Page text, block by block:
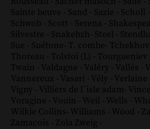
Sainte beuve - Sand - Sazie - Scholl -
Schwob - Scott - Serena -
Silvestre - Snakebzh- Steel -
Sue - Suétone- T. combe- Tchekhov
Thoreau - Tolstoï (L) - Tourgueniev
Twain - Valdagne - Valéry - Vallès -
Vannereux - Vasari - Vély - Verlaine
Vigny - Villiers de l´isle adam-
Voragine - Vouin - Weil - Wells -
Wilkie Collins- Williams - Wood -
Zamacoïs - Zola Zweig -